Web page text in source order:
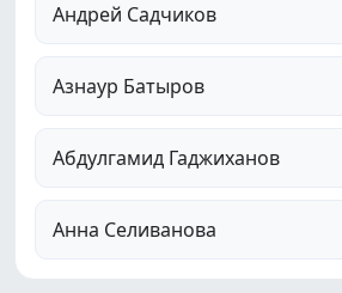
Андрей Садчиков
Азнаур Батыров
Абдулгамид Гаджиханов
Анна Селиванова